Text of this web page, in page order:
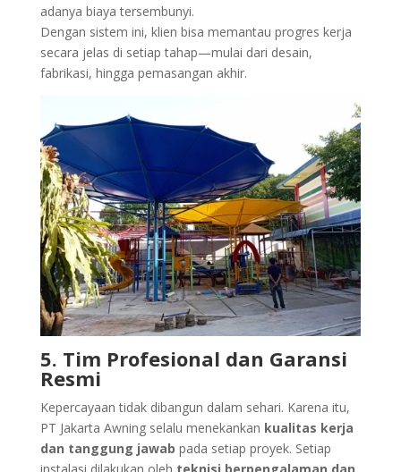
adanya biaya tersembunyi.
Dengan sistem ini, klien bisa memantau progres kerja
secara jelas di setiap tahap—mulai dari desain,
fabrikasi, hingga pemasangan akhir.
5. Tim Profesional dan Garansi
Resmi
Kepercayaan tidak dibangun dalam sehari. Karena itu,
PT Jakarta Awning selalu menekankan kualitas kerja
dan tanggung jawab pada setiap proyek. Setiap